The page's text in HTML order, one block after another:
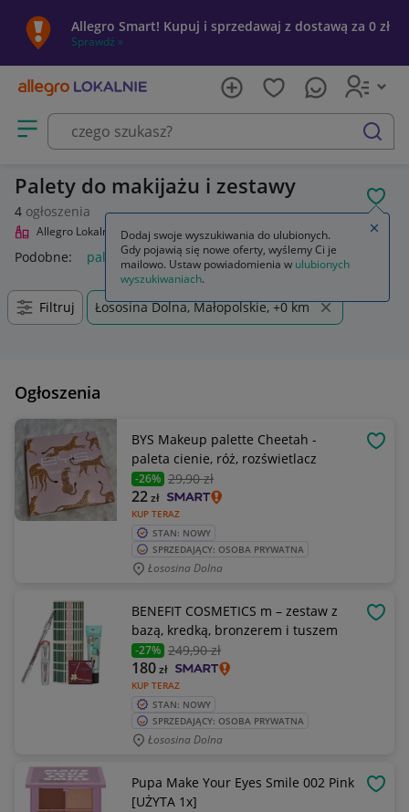
Allegro Smart! Kupuj i sprzedawaj z dostawą za 0 zł
Sprawdź »
Otwórz menu z kategoriami
szukaj
Palety do makijażu i zestawy
4 ogłoszenia
Allegro Lokalnie Uroda Makijaż Palety do makijażu i zestawy
Podobne: palety do makijażu i zestawy
Filtruj Łososina Dolna, Małopolskie, +0 km
Ogłoszenia
BYS Makeup palette Cheetah -
paleta cienie, róż, rozświetlacz
-26% 29,90 zł
KUP TERAZ
22zł
STAN: NOWY
SPRZEDAJĄCY: OSOBA PRYWATNA
Łososina Dolna
BENEFIT COSMETICS m – zestaw z
bazą, kredką, bronzerem i tuszem
-27% 249,90 zł
KUP TERAZ
180zł
STAN: NOWY
SPRZEDAJĄCY: OSOBA PRYWATNA
Łososina Dolna
Pupa Make Your Eyes Smile 002 Pink
[UŻYTA 1x]
Dodaj swoje wyszukiwania do ulubionych.
Gdy pojawią się nowe oferty, wyślemy Ci je
mailowo. Ustaw powiadomienia w ulubionych
wyszukiwaniach.